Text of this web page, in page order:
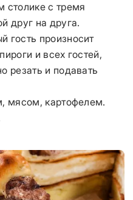
столике с тремя
друг на друга.
гость произносит
и всех гостей,
резать и подавать
мясом, картофелем.